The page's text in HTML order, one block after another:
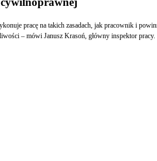
pracę na takich zasadach, jak pracownik i
– mówi Janusz Krasoń, główny inspektor pracy.